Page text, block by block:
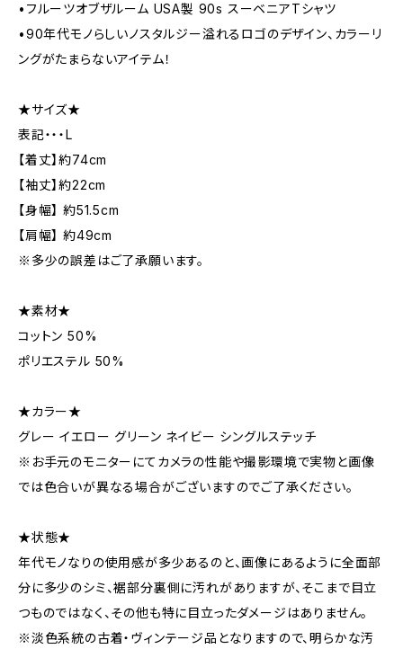
•フルーツオブザルーム USA製 90s スーベニアTシャツ
•90年代モノらしいノスタルジー溢れるロゴのデザイン、カラーリ
ングがたまらないアイテム！
★サイズ★
表記・・・L
【着丈】約74cm
【袖丈】約22cm
【身幅】 約51.5cm
【肩幅】 約49cm
※多少の誤差はご了承願います。
★素材★
コットン 50%
ポリエステル 50%
★カラー★
グレー イエロー グリーン ネイビー シングルステッチ
※お手元のモニターにてカメラの性能や撮影環境で実物と画像
では色合いが異なる場合がございますのでご了承ください。
★状態★
年代モノなりの使用感が多少あるのと、画像にあるように全面部
分に多少のシミ、裾部分裏側に汚れがありますが、そこまで目立
つものではなく、その他も特に目立ったダメージはありません。
※淡色系統の古着・ヴィンテージ品となりますので、明らかな汚